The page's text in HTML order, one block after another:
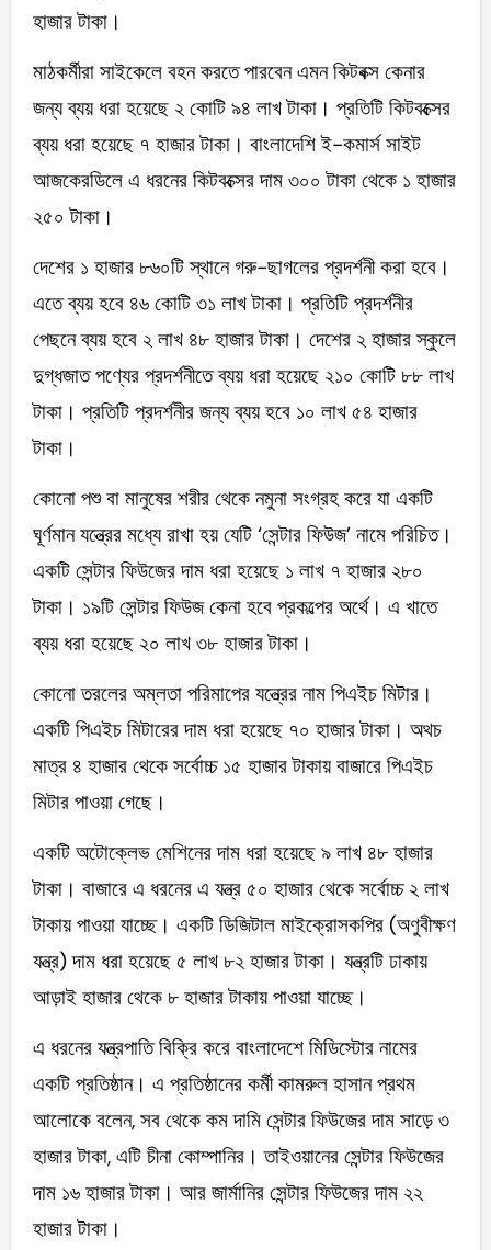
হাজার টাকা।
মাঠকর্মীরা সাইকেলে বহন করতে পারবেন এমন কিটবক্স কেনার
জন্য ব্যয় ধরা হয়েছে ২ কোটি ৯৪ লাখ টাকা। প্রতিটি কিটবক্সের
ব্যয় ধরা হয়েছে ৭ হাজার টাকা। বাংলাদেশি ই-কমার্স সাইট
আজকেরডিলে এ ধরনের কিটবক্সের দাম ৩০০ টাকা থেকে ১ হাজার
২৫০ টাকা।
দেশের ১ হাজার ৮৬০টি স্থানে গরু-ছাগলের প্রদর্শনী করা হবে।
এতে ব্যয় হবে ৪৬ কোটি ৩১ লাখ টাকা। প্রতিটি প্রদর্শনীর
পেছনে ব্যয় হবে ২ লাখ ৪৮ হাজার টাকা। দেশের ২ হাজার স্কুলে
দুগ্ধজাত পণ্যের প্রদর্শনীতে ব্যয় ধরা হয়েছে ২১০ কোটি ৮৮ লাখ
টাকা। প্রতিটি প্রদর্শনীর জন্য ব্যয় হবে ১০ লাখ ৫৪ হাজার
টাকা।
কোনো পশু বা মানুষের শরীর থেকে নমুনা সংগ্রহ করে যা একটি
ঘূর্ণমান যন্ত্রের মধ্যে রাখা হয় যেটি ‘সেন্টার ফিউজ’ নামে পরিচিত।
একটি সেন্টার ফিউজের দাম ধরা হয়েছে ১ লাখ ৭ হাজার ২৮০
টাকা। ১৯টি সেন্টার ফিউজ কেনা হবে প্রকল্পের অর্থে। এ খাতে
ব্যয় ধরা হয়েছে ২০ লাখ ৩৮ হাজার টাকা।
কোনো তরলের অম্লতা পরিমাপের যন্ত্রের নাম পিএইচ মিটার।
একটি পিএইচ মিটারের দাম ধরা হয়েছে ৭০ হাজার টাকা। অথচ
মাত্র ৪ হাজার থেকে সর্বোচ্চ ১৫ হাজার টাকায় বাজারে পিএইচ
মিটার পাওয়া গেছে।
একটি অটোক্লেভ মেশিনের দাম ধরা হয়েছে ৯ লাখ ৪৮ হাজার
টাকা। বাজারে এ ধরনের এ যন্ত্র ৫০ হাজার থেকে সর্বোচ্চ ২ লাখ
টাকায় পাওয়া যাচ্ছে। একটি ডিজিটাল মাইক্রোসকপির (অণুবীক্ষণ
যন্ত্র) দাম ধরা হয়েছে ৫ লাখ ৮২ হাজার টাকা। যন্ত্রটি ঢাকায়
আড়াই হাজার থেকে ৮ হাজার টাকায় পাওয়া যাচ্ছে।
এ ধরনের যন্ত্রপাতি বিক্রি করে বাংলাদেশে মিডিস্টোর নামের
একটি প্রতিষ্ঠান। এ প্রতিষ্ঠানের কর্মী কামরুল হাসান প্রথম
আলোকে বলেন, সব থেকে কম দামি সেন্টার ফিউজের দাম সাড়ে ৩
হাজার টাকা, এটি চীনা কোম্পানির। তাইওয়ানের সেন্টার ফিউজের
দাম ১৬ হাজার টাকা। আর জার্মানির সেন্টার ফিউজের দাম ২২
হাজার টাকা।